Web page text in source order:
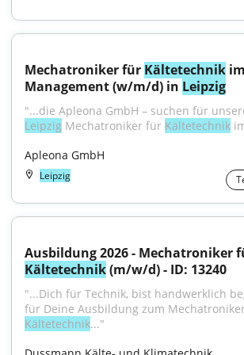
Mechatroniker für Kältetechnik
Management (w/m/d) in Leipzig
Leipzig Mechatroniker für Kältetechnik
Apleona GmbH
Leipzig
Kältetechnik (m/w/d) - ID: 13240
"...Dich für Technik, bist handwerklich
Kältetechnik..."